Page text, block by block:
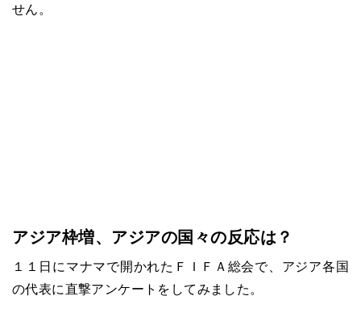
せん。
アジア枠増、アジアの国々の反応は？
１１日にマナマで開かれたＦＩＦＡ総会で、アジア各国
の代表に直撃アンケートをしてみました。